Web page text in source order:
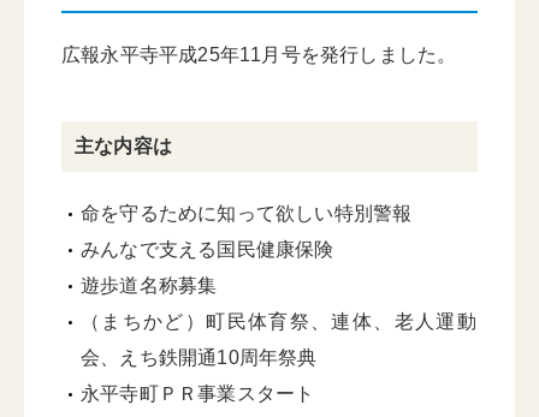
広報永平寺平成25年11月号を発行しました。
主な内容は
命を守るために知って欲しい特別警報
みんなで支える国民健康保険
遊歩道名称募集
（まちかど）町民体育祭、連体、老人運動
会、えち鉄開通10周年祭典
永平寺町ＰＲ事業スタート